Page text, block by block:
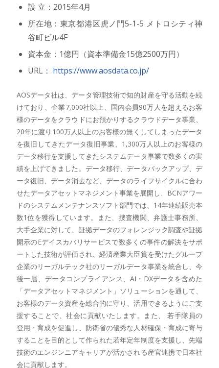
設 立：2015年4月
所在地：東京都港区虎ノ門5-1-5 メトロシティ神
谷町ビル4F
資本金：1億円（資本準備金15億2500万円）
URL： https://www.aosdata.co.jp/
AOSデータ社は、データ管理技術で知的財産を守る活動を続
けており、企業7,000社以上、国内会員90万人を超えるお客
様のデータをクラウドにお預かりするクラウドデータ事業、
20年に渡り100万人以上のお客様の無くしてしまったデータ
を復旧してきたデータ復旧事業、1,300万人以上のお客様の
データ移行を支援してきたシステムデータ事業で数多くの実
績を上げてきました。データ移行、データバックアップ、デ
ータ復旧、データ消去など、データのライフサイクルに合わ
せたデータアセットマネジメント事業を展開し、BCNアワー
ドのシステムメンテナンスソフト部門では、14年連続販売本
数1位を獲得しています。また、捜査機関、弁護士事務所、
大手企業に対して、証拠データのフォレンジック調査や証拠
開示のEデイスカバリサービスで数多くの事件の解決をサポ
ートした技術が評価され、経済産業大臣賞を受けたグループ
企業のリーガルテック社のリーガルデータ事業を統合し、今
後一層、データコンプライアンス、AI・DXデータを含めた
「データアセットマネジメント」ソリューションを通して、
お客様のデータ資産を総合的に守り、活用できるようにご支
援することで、社会に貢献いたします。また、 若手隊員の
登用・育成を促進し、防衛省の優秀な人材確保・育成に寄与
することを目的として作られた若年定年制度を支援し、先端
技術のエンジンニアキャリアが活かされる産官連携で日本社
会に貢献します。